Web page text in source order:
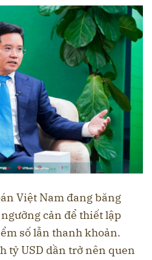
Việt Nam đang băng
cản để thiết lập
số lẫn thanh khoản.
tỷ USD dần trở nên quen